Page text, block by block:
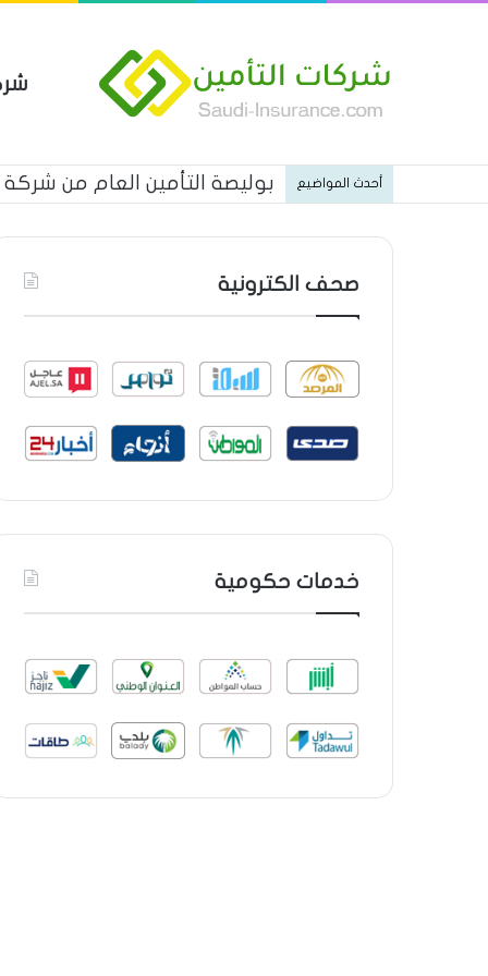
أحدث المواضيع بوليصة التأمين العام من شركة
صحف الكترونية
خدمات حكومية